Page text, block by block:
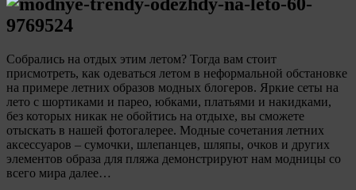
Собрались на отдых этим летом? Тогда вам стоит
присмотреть, как одеваться летом в неформальной обстановке
на примере летних образов модных блогеров. Яркие сеты на
лето с шортиками и парео, юбками, платьями и накидками,
без которых никак не обойтись на отдыхе, вы сможете
отыскать в нашей фотогалерее. Модные сочетания летних
аксессуаров – сумочки, шлепанцев, шляпы, очков и других
элементов образа для пляжа демонстрируют нам модницы со
всего мира далее…